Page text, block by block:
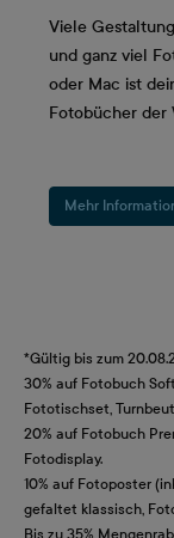
Viele
und ganz viel
oder Mac ist
Fotobücher der
Mehr
*Gültig bis zum
30% auf Fotobuch
Fototischset,
20% auf Fotobuch
Fotodisplay.
10% auf Fotoposter
gefaltet klassisch,
Bis zu 35%